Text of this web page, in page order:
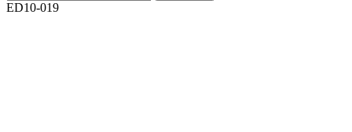
ED10-019